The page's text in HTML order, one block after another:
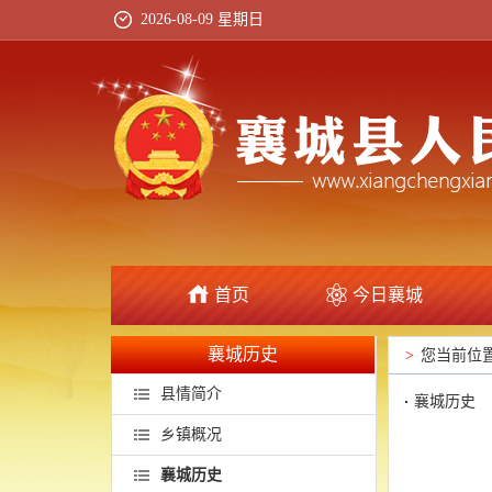
2026-08-09 星期日
首页 今日襄城
襄城历史
县情简介
乡镇概况
襄城历史
> 您当前位
襄城历史